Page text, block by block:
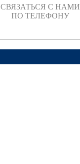
СВЯЗАТЬСЯ С НАМИ
ПО ТЕЛЕФОНУ